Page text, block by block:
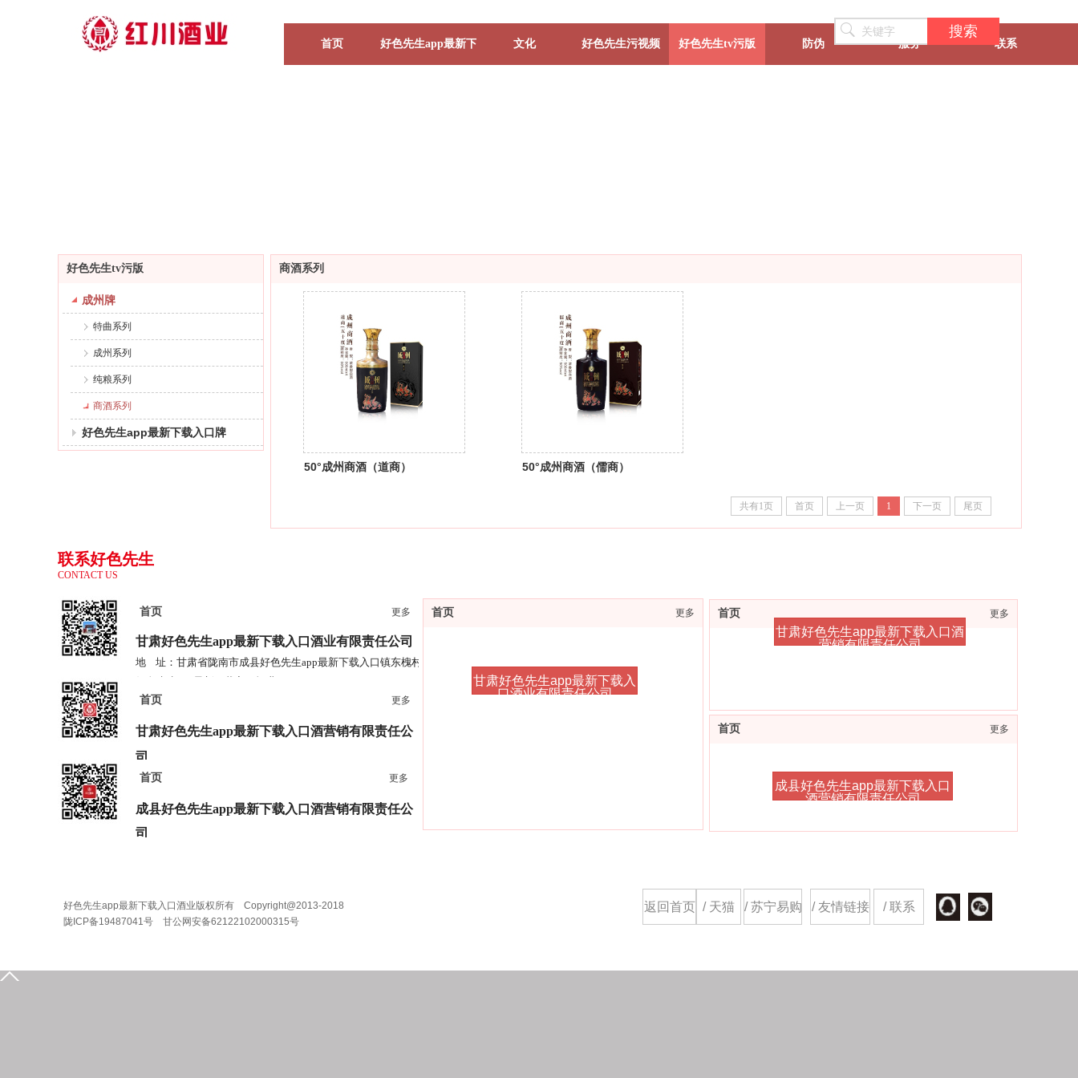
搜索
首页 好色先生app最新下载入口 文化 好色先生污视频 好色先生tv污版 防伪 服务 联系
好色先生tv污版
成州牌
特曲系列
成州系列
纯粮系列
商酒系列
好色先生app最新下载入口牌
商酒系列
50°成州商酒（道商） 50°成州商酒（儒商）
共有1页 首页 上一页 1 下一页 尾页
首页 更多
首页 更多
首页 更多
甘肃好色先生app最新下载入口酒业有限责任公司
地 址：甘肃省陇南市成县好色先生app最新下载入口镇东槐村
电 话：0939-3778685 3778687
首页 更多
甘肃好色先生app最新下载入口酒营销有限责任公
司
地 址：兰州市七里河区西津西路16号兰州中心38楼
电 话：0931-2867829 2867839
首页 更多
成县好色先生app最新下载入口酒营销有限责任公
司
首页 更多
联系好色先生
app最新下载
入口
CONTACT US
甘肃好色先生app最新下载入口酒
营销有限责任公司
甘肃好色先生app最新下载入
口酒业有限责任公司
成县好色先生app最新下载入口
酒营销有限责任公司
好色先生app最新下载入口酒业版权所有 Copyright@2013-2018
陇ICP备19487041号 甘公网安备62122102000315号
返回首页 / 天猫 / 苏宁易购 / 友情链接 / 联系